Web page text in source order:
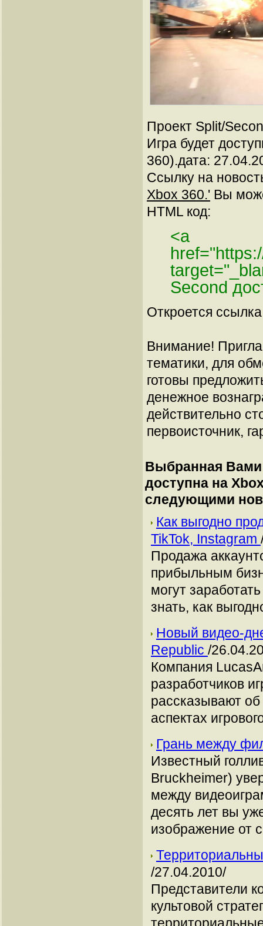
Проект Split/
Игра будет
360).дата:
Ссылку на
Xbox 360.' Вы
HTML код:
<a
Second
Откроется
Внимание!
тематики, для
готовы
денежное
действительно
первоисточник,
Выбранная Вами
доступна на
следующими
Как выгодно
TikTok, Instagram
Продажа
прибыльным
могут
знать, как
Новый видео-
Republic /
Компания
разработчиков
рассказывают
аспектах
Грань между
Известный
Bruckheimer)
между
десять лет вы
изображение от
/27.04.2010/
Представители
культовой